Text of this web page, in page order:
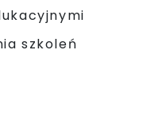
szkoleń